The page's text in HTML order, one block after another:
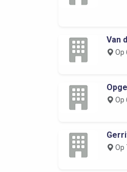
Van
Op
Op
Op